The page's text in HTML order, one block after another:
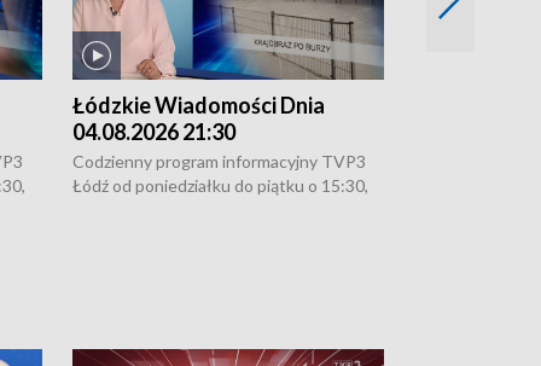
Łódzkie Wiadomości Dnia
04.08.2026 21:30
Codzienny program informacyjny TVP3
Łódź od poniedziałku do piątku o 15:30,